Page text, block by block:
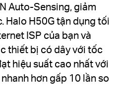
Auto-Sensing, giảm
Halo H50G tận dụng tối
ISP của bạn và
thiết bị có dây với tốc
hiệu suất cao nhất với
hơn gấp 10 lần so